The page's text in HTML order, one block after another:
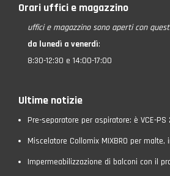
Orari uffici e magazzino
uffici e magazzino sono aperti con
da lunedì a venerdì:
8:30-12:30 e 14:00-17:00
Ultime notizie
Pre-separatore per aspiratore: è VCE-PS
Miscelatore Collomix MIXBRO per malte,
Impermeabilizzazione di balconi con il